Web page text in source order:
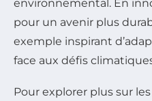
environnemental. En
pour un avenir plus
exemple inspirant
face aux défis
Pour explorer plus sur